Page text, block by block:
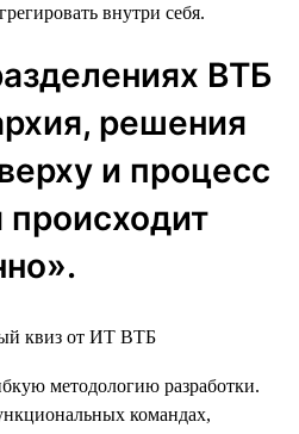
внутри себя.
ВТБ
решения
и процесс
происходит
методологию разработки.
командах,